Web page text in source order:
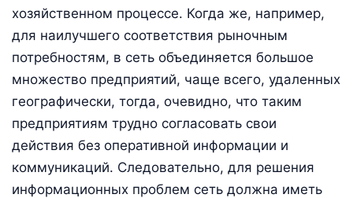
хозяйственном процессе. Когда же, например,
для наилучшего соответствия рыночным
потребностям, в сеть объединяется большое
множество предприятий, чаще всего, удаленных
географически, тогда, очевидно, что таким
предприятиям трудно согласовать свои
действия без оперативной информации и
коммуникаций. Следовательно, для решения
информационных проблем сеть должна иметь